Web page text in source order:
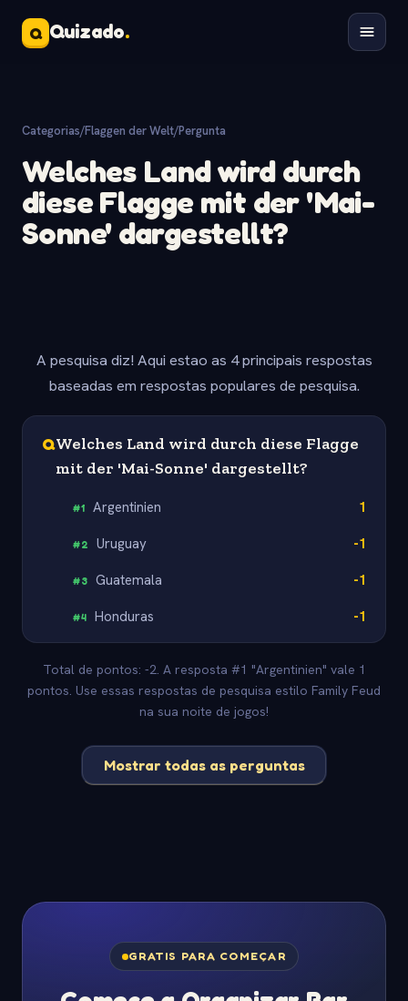
Q Quizado.
Categorias/Flaggen der Welt/Pergunta
Welches Land wird durch
diese Flagge mit der 'Mai-
Sonne' dargestellt?
A pesquisa diz! Aqui estao as 4 principais respostas
baseadas em respostas populares de pesquisa.
QWelches Land wird durch diese Flagge
mit der 'Mai-Sonne' dargestellt?
#1 Argentinien 1
#2 Uruguay -1
#3 Guatemala -1
#4 Honduras -1
Total de pontos: -2. A resposta #1 "Argentinien" vale 1
pontos. Use essas respostas de pesquisa estilo Family Feud
na sua noite de jogos!
Mostrar todas as perguntas
GRATIS PARA COMEÇAR